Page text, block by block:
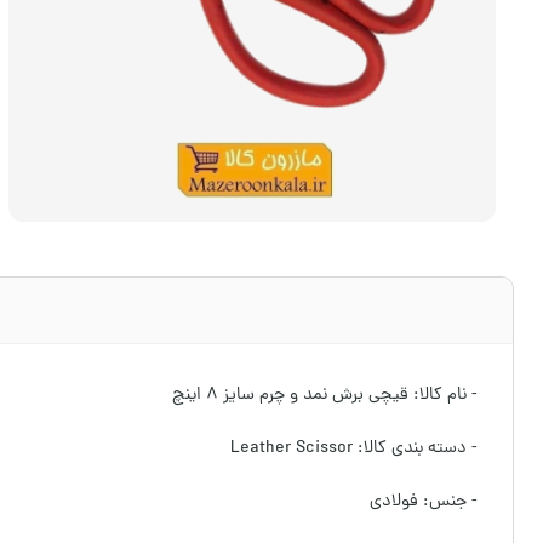
- نام کالا: قیچی برش نمد و چرم سایز ۸ اینچ
- دسته بندی کالا: Leather Scissor
- جنس: فولادی